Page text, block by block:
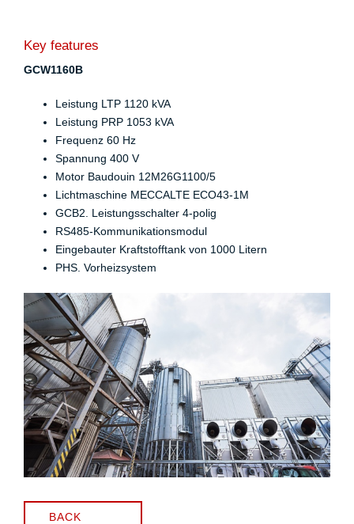
Key features
GCW1160B
Leistung LTP 1120 kVA
Leistung PRP 1053 kVA
Frequenz 60 Hz
Spannung 400 V
Motor Baudouin 12M26G1100/5
Lichtmaschine MECCALTE ECO43-1M
GCB2. Leistungsschalter 4-polig
RS485-Kommunikationsmodul
Eingebauter Kraftstofftank von 1000 Litern
PHS. Vorheizsystem
BACK